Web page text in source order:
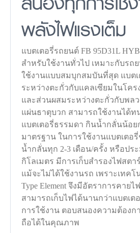
พลังไฟแรงเต็ม
แบตเตอรี่รถยนต์ FB 95D31L
สำหรับใช้งานทั่วไป เหมาะกับรถ
ใช้งานแบบสมบุกสมบันที่สุด แบต
ระหว่างตะกั่วกับแคลเซียมในโคร
และส่วนผสมระหว่างตะกั่วกับพลว
แผ่นธาตุบวก สามารถใช้งานได้
แบตเตอรี่ธรรมดา กินน้ำกลั่นน้อย
มาตรฐาน ในการใช้งานแบตเตอ
น้ำกลั่นทุก 2-3 เดือน/ครั้ง หรือปร
กิโลเมตร มีการเก็บสำรองไฟสต
แม้จะไม่ได้ใช้งานรถ เพราะเทคโ
Type Element จึงมีอัตราการคายไ
สามารถเก็บไฟได้นานกว่าแบตเ
การใช้งาน ตอบสนองความต้องก
ถือได้ในคุณภาพ